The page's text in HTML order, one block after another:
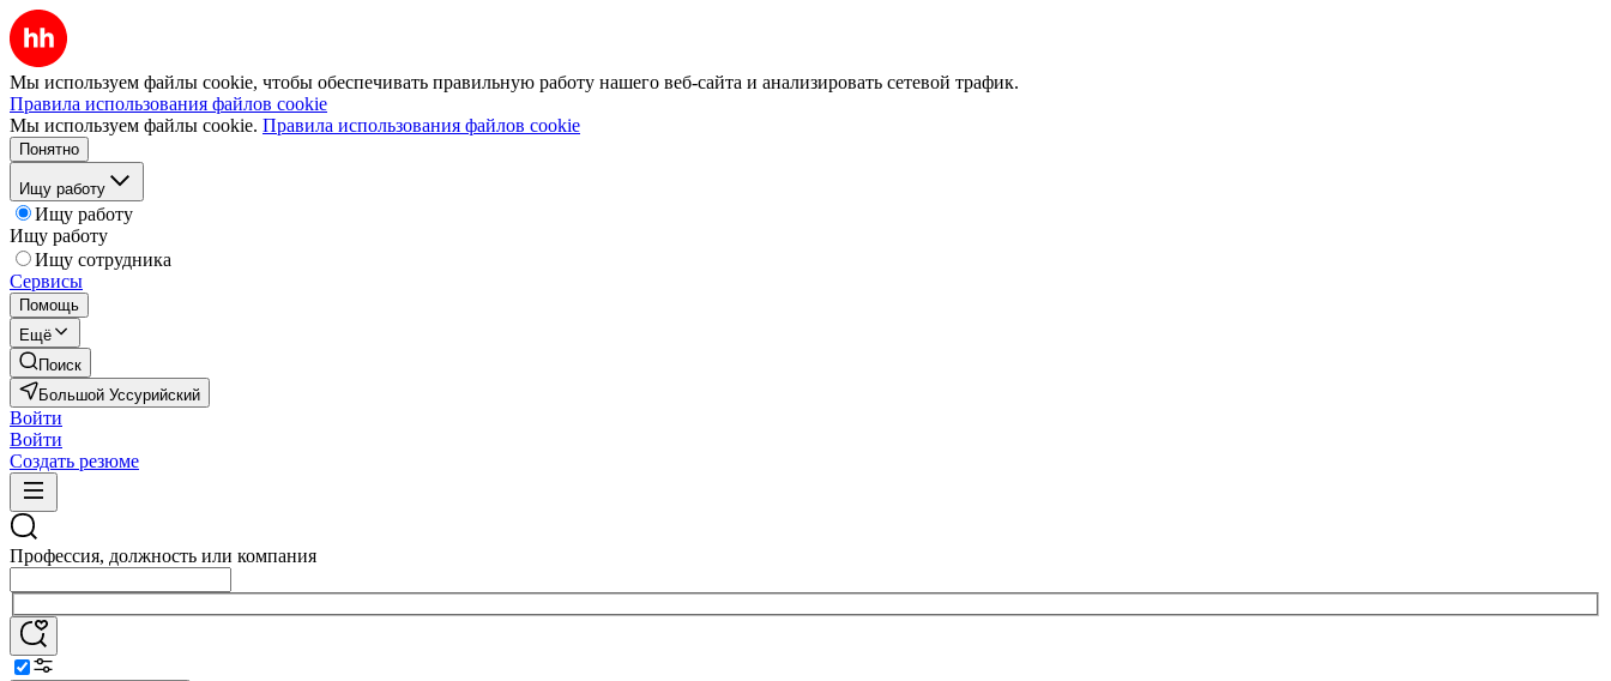
Мы используем файлы cookie, чтобы обеспечивать правильную работу нашего веб-сайта и анализировать сетевой трафик.
Правила использования файлов cookie
Мы используем файлы cookie. Правила использования файлов cookie
Понятно
Ищу работу
Ищу работу
Ищу работу
Ищу сотрудника
Сервисы
Помощь
Ещё
Поиск
Большой Уссурийский
Войти
Войти
Создать резюме
Профессия, должность или компания